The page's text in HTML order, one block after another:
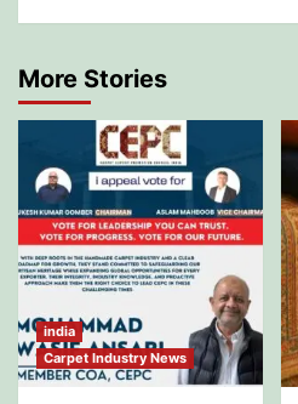
More Stories
india
Carpet Industry News